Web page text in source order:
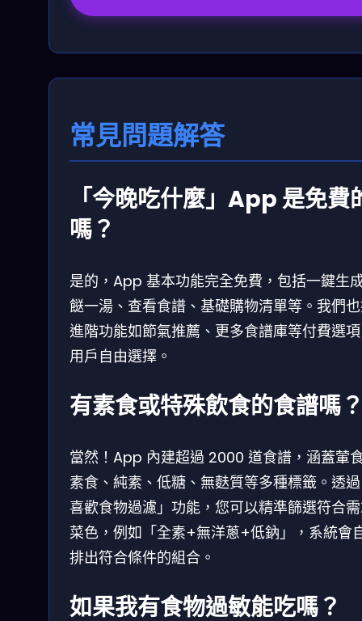
常見問題解答
「今晚吃什麼」App 是免費
嗎？
是的，App 基本功能完全免費，包括一鍵生
餸一湯、查看食譜、基礎購物清單等。我們
進階功能如節氣推薦、更多食譜庫等付費選
用戶自由選擇。
有素食或特殊飲食的食譜嗎
當然！App 內建超過 2000 道食譜，涵蓋葷
素食、純素、低糖、無麩質等多種標籤。透
喜歡食物過濾」功能，您可以精準篩選符合
菜色，例如「全素+無洋蔥+低鈉」，系統會
排出符合條件的組合。
如果我有食物過敏能吃嗎？